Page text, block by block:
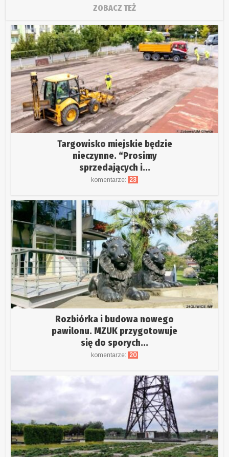
ZOBACZ TEŻ
Targowisko miejskie będzie
nieczynne. “Prosimy
sprzedających i...
komentarze: 23
Rozbiórka i budowa nowego
pawilonu. MZUK przygotowuje
się do sporych...
komentarze: 20